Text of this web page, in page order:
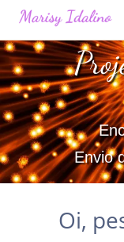
o
conteúdo
Envio
Oi,